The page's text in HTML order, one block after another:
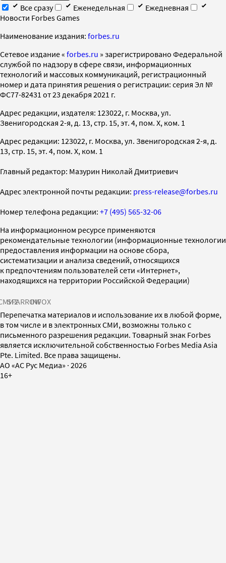
Все сразу
Еженедельная
Ежедневная
Новости Forbes Games
Наименование издания: forbes.ru
Cетевое издание « forbes.ru » зарегистрировано Федеральной
службой по надзору в сфере связи, информационных
технологий и массовых коммуникаций, регистрационный
номер и дата принятия решения о регистрации: серия Эл №
ФС77-82431 от 23 декабря 2021 г.
Адрес редакции, издателя: 123022, г. Москва, ул.
Звенигородская 2-я, д. 13, стр. 15, эт. 4, пом. X, ком. 1
Адрес редакции: 123022, г. Москва, ул. Звенигородская 2-я, д.
13, стр. 15, эт. 4, пом. X, ком. 1
Главный редактор: Мазурин Николай Дмитриевич
Адрес электронной почты редакции: press-release@forbes.ru
Номер телефона редакции: +7 (495) 565-32-06
На информационном ресурсе применяются
рекомендательные технологии (информационные технологии
предоставления информации на основе сбора,
систематизации и анализа сведений, относящихся
к предпочтениям пользователей сети «Интернет»,
находящихся на территории Российской Федерации)
SPARROWINFOX
Перепечатка материалов и использование их в любой форме,
в том числе и в электронных СМИ, возможны только с
письменного разрешения редакции. Товарный знак Forbes
является исключительной собственностью Forbes Media Asia
Pte. Limited. Все права защищены.
AO «АС Рус Медиа» · 2026
16+